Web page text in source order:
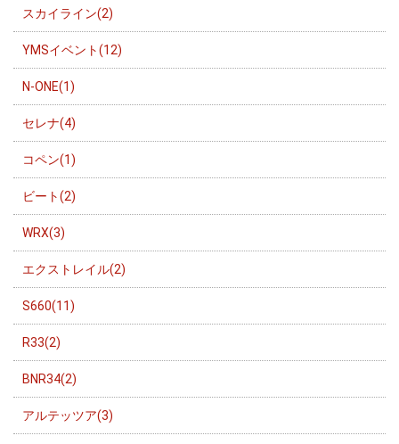
スカイライン(2)
YMSイベント(12)
N-ONE(1)
セレナ(4)
コペン(1)
ビート(2)
WRX(3)
エクストレイル(2)
S660(11)
R33(2)
BNR34(2)
アルテッツア(3)